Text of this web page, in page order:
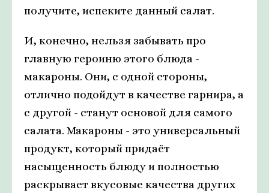
получите, испеките данный салат.
И, конечно, нельзя забывать про
главную героиню этого блюда -
макароны. Они, с одной стороны,
отлично подойдут в качестве гарнира, а
с другой - станут основой для самого
салата. Макароны - это универсальный
продукт, который придаёт
насыщенность блюду и полностью
раскрывает вкусовые качества других